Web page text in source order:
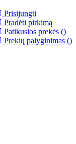
Prisijungti
Pradėti pirkimą
Patikusios prekės ()
Prekių palyginimas ()